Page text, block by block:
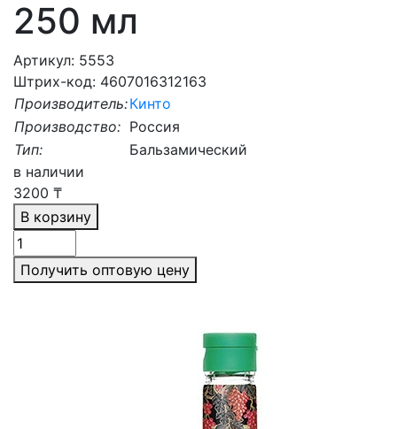
250 мл
Артикул: 5553
Штрих-код: 4607016312163
Производитель:Кинто
Производство: Россия
Тип:
Бальзамический
в наличии
3200 ₸
В корзину
Получить оптовую цену